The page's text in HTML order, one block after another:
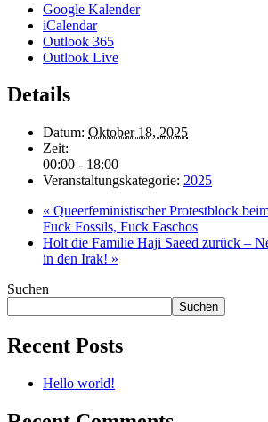
Google Kalender
iCalendar
Outlook 365
Outlook Live
Details
Datum: Oktober 18, 2025
Zeit:
00:00 - 18:00
Veranstaltungskategorie: 2025
« Queerfeministischer Protestblock
Fuck Fossils, Fuck Faschos
Holt die Familie Haji Saeed zurück –
in den Irak! »
Suchen
Suchen
Recent Posts
Hello world!